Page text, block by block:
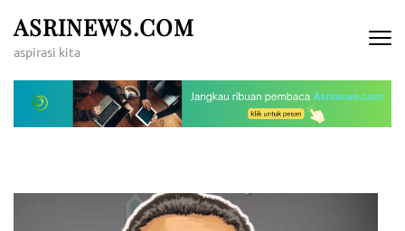
ke
konten
Enter)
ASRINEWS.COM
aspirasi kita